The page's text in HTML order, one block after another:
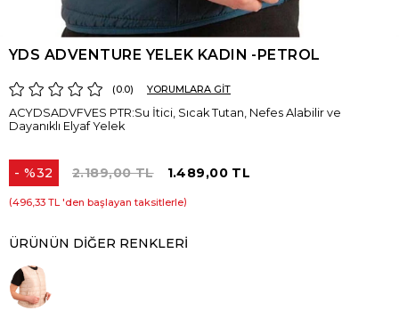
YDS ADVENTURE YELEK KADIN -PETROL
0.0 YORUMLARA GİT
ACYDSADVFVES PTR:Su İtici, Sıcak Tutan, Nefes Alabilir ve
Dayanıklı Elyaf Yelek
%32
İndirim
2.189,00 TL 1.489,00 TL
496,33 TL 'den başlayan taksitlerle
ÜRÜNÜN DIĞER RENKLERI